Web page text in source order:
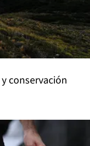
conservación